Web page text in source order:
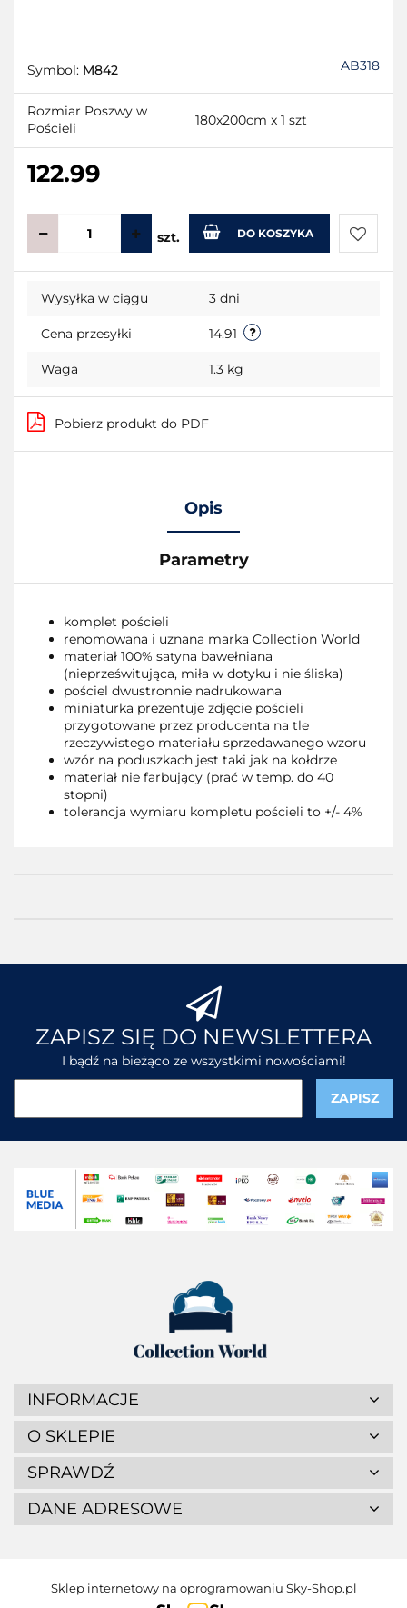
Symbol: M842 AB318
Rozmiar Poszwy w
Pościeli
180x200cm x 1 szt
122.99
szt. DO KOSZYKA
Do
Wysyłka w ciągu 3 dni
Cena przesyłki 14.91
Waga 1.3 kg
Pobierz produkt do PDF
Opis
Parametry
komplet pościeli
renomowana i uznana marka Collection World
materiał 100% satyna bawełniana
(nieprześwitująca, miła w dotyku i nie śliska)
pościel dwustronnie nadrukowana
miniaturka prezentuje zdjęcie pościeli
przygotowane przez producenta na tle
rzeczywistego materiału sprzedawanego wzoru
wzór na poduszkach jest taki jak na kołdrze
materiał nie farbujący (prać w temp. do 40
stopni)
tolerancja wymiaru kompletu pościeli to +/- 4%
ZAPISZ SIĘ DO NEWSLETTERA
I bądź na bieżąco ze wszystkimi nowościami!
INFORMACJE
O SKLEPIE
SPRAWDŹ
DANE ADRESOWE
Sklep internetowy na oprogramowaniu Sky-Shop.pl